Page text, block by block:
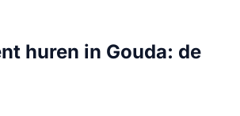
huren in Gouda: de